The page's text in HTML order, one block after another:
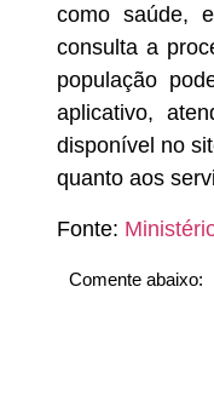
como saúde,
consulta a
população
aplicativo,
disponível no
quanto aos
Fonte:
Comente abaixo: